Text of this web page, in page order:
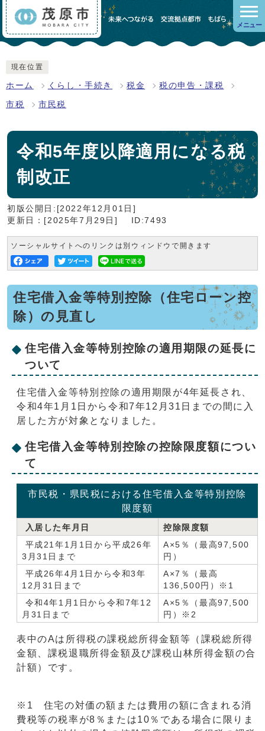
メニュー
現在位置
ホーム くらし・手続き 税金 税の申告・課税
市税 市民税
令和5年度以降適用になる税
制改正
初版公開日:[2022年12月01日]
更新日：[2025年7月29日]
ID:7493
ソーシャルサイトへのリンクは別ウィンドウで開きます
住宅借入金等特別控除（住宅ローン控
除）の見直し
住宅借入金等特別控除の適用期限の延長に
ついて
住宅借入金等特別控除の適用期限が4年延長され、
令和4年1月1日から令和7年12月31日までの間に入
居した方が対象となりました。
住宅借入金等特別控除の控除限度額につい
て
市民税・県民税における住宅借入金等特別控除
限度額
入居した年月日
控除限度額
平成21年1月1日から平成26年
3月31日まで
A×5％（最高97,500
円）
平成26年4月1日から令和3年
12月31日まで
A×7％（最高
136,500円）※1
令和4年1月1日から令和7年12
月31日まで
A×5％（最高97,500
円）※2
表中のAは所得税の課税総所得金額等（課税総所得
金額、課税退職所得金額及び課税山林所得金額の合
計額）です。
※1 住宅の対価の額または費用の額に含まれる消
費税等の税率が8％または10％である場合に限りま